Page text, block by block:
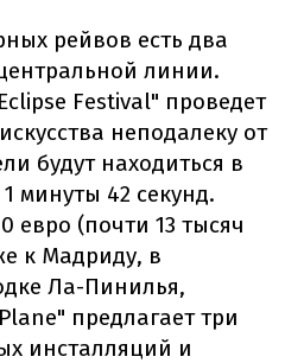
рейвов есть два
линии.
Festival" проведет
неподалеку от
будут находиться в
минуты 42 секунд.
евро (почти 13 тысяч
к Мадриду, в
Ла-Пинилья,
предлагает три
инсталляций и